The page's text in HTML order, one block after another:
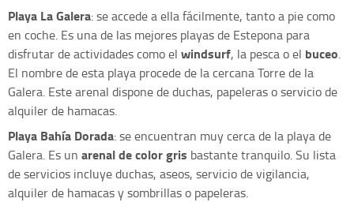
Playa La Galera: se accede a ella fácilmente, tanto a pie como
en coche. Es una de las mejores playas de Estepona para
disfrutar de actividades como el windsurf, la pesca o el buceo.
El nombre de esta playa procede de la cercana Torre de la
Galera. Este arenal dispone de duchas, papeleras o servicio de
alquiler de hamacas.
Playa Bahía Dorada: se encuentran muy cerca de la playa de
Galera. Es un arenal de color gris bastante tranquilo. Su lista
de servicios incluye duchas, aseos, servicio de vigilancia,
alquiler de hamacas y sombrillas o papeleras.